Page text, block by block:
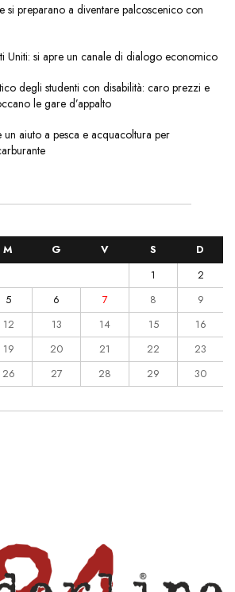
si preparano a diventare palcoscenico con
Uniti: si apre un canale di dialogo economico
degli studenti con disabilità: caro prezzi e
le gare d’appalto
aiuto a pesca e acquacoltura per
M G V S
D
1
2
5 6 7 8
9
12 13 14 15
16
19 20 21 22
23
26 27 28 29
30